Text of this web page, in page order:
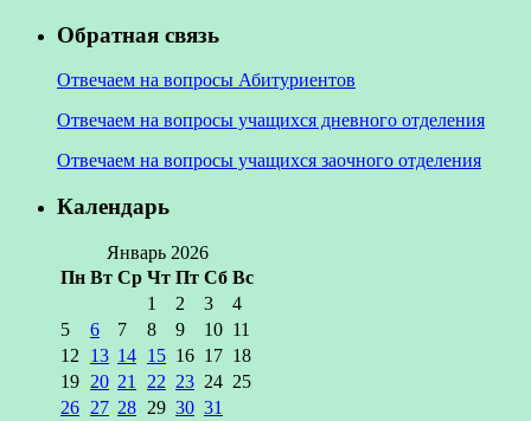
Обратная связь
Отвечаем на вопросы Абитуриентов
Отвечаем на вопросы учащихся дневного отделения
Отвечаем на вопросы учащихся заочного отделения
Календарь
Январь 2026
Пн Вт Ср Чт Пт Сб Вс
1 2 3
4
5
6 7 8 9 10 11
12
13 14 15 16 17 18
19 20 21 22 23 24 25
26 27 28 29 30 31